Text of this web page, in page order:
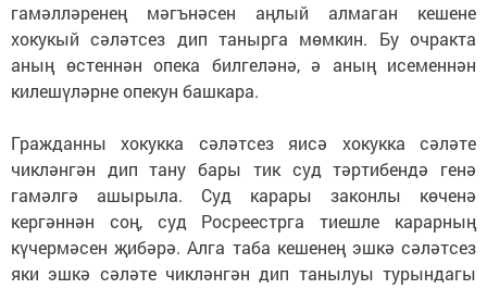
гамәлләренең мәгънәсен аңлый алмаган кешене
хокукый сәләтсез дип танырга мөмкин. Бу очракта
аның өстеннән опека билгеләнә, ә аның исеменнән
килешүләрне опекун башкара.
Гражданны хокукка сәләтсез яисә хокукка сәләте
чикләнгән дип тану бары тик суд тәртибендә генә
гамәлгә ашырыла. Суд карары законлы көченә
кергәннән соң, суд Росреестрга тиешле карарның
күчермәсен җибәрә. Алга таба кешенең эшкә сәләтсез
яки эшкә сәләте чикләнгән дип танылуы турындагы